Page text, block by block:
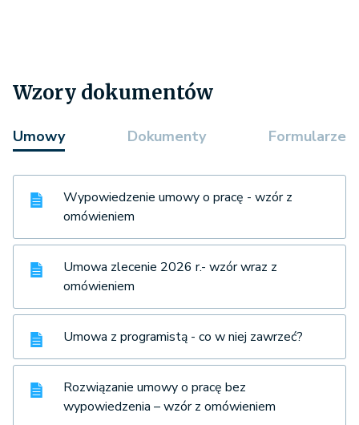
Wzory dokumentów
Umowy Dokumenty Formularze
Wypowiedzenie umowy o pracę - wzór z
omówieniem
Umowa zlecenie 2026 r.- wzór wraz z
omówieniem
Umowa z programistą - co w niej zawrzeć?
Rozwiązanie umowy o pracę bez
wypowiedzenia – wzór z omówieniem